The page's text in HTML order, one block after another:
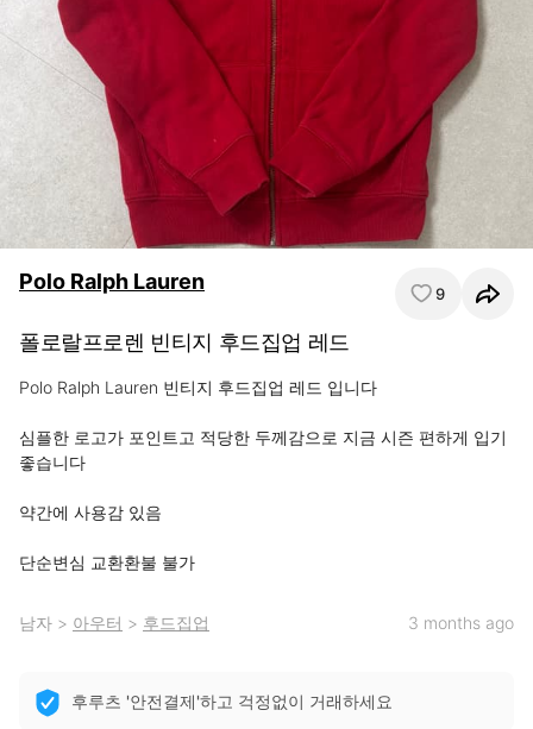
Polo Ralph Lauren 9
폴로랄프로렌 빈티지 후드집업 레드
Polo Ralph Lauren 빈티지 후드집업 레드 입니다
심플한 로고가 포인트고 적당한 두께감으로 지금 시즌 편하게 입기
좋습니다
약간에 사용감 있음
단순변심 교환환불 불가
남자 > 아우터 > 후드집업 3 months ago
후루츠 '안전결제'하고 걱정없이 거래하세요